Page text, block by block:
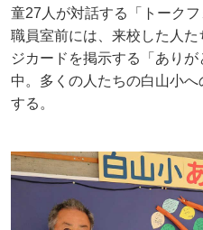
童27人が対話する「トーク
職員室前には、来校した人
ジカードを掲示する「あり
中。多くの人たちの白山小
する。